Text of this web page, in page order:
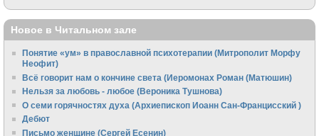
Новое в Читальном зале
Понятие «ум» в православной психотерапии (Митрополит Морфу
Неофит)
Всё говорит нам о кончине света (Иеромонах Роман (Матюшин)
Нельзя за любовь - любое (Вероника Тушнова)
О семи горячностях духа (Архиепископ Иоанн Сан-Францисский )
Дебют
Письмо женщине (Сергей Есенин)